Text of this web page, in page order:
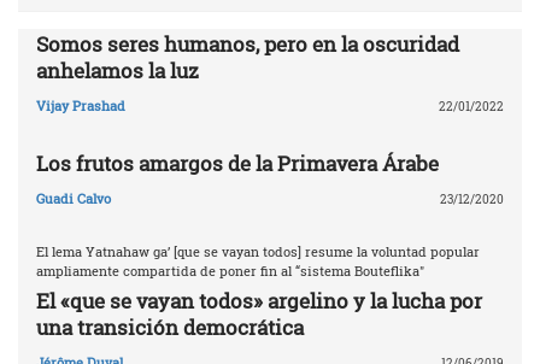
Somos seres humanos, pero en la oscuridad
anhelamos la luz
Vijay Prashad 22/01/2022
Los frutos amargos de la Primavera Árabe
Guadi Calvo 23/12/2020
El lema Yatnahaw ga’ [que se vayan todos] resume la voluntad popular
ampliamente compartida de poner fin al “sistema Bouteflika"
El «que se vayan todos» argelino y la lucha por
una transición democrática